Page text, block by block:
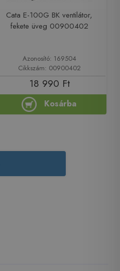
Cata E-100G BK ventilátor,
fekete üveg 00900402
Azonosító: 169504
Cikkszám: 00900402
18 990 Ft
Kosárba